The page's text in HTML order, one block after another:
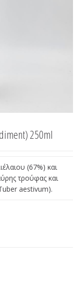
250ml
(67%) και
τρούφας και
aestivum).